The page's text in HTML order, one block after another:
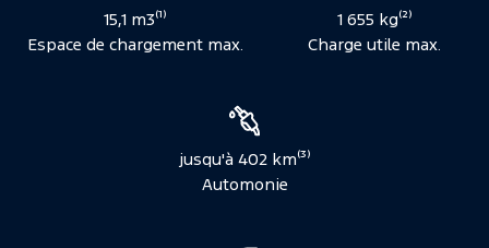
15,1 m3⁽¹⁾
Espace de chargement max.
1 655 kg⁽²⁾
Charge utile max.
jusqu'à 402 km⁽³⁾
Automonie